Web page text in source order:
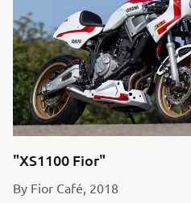
"XS1100 Fior"
By Fior Café, 2018